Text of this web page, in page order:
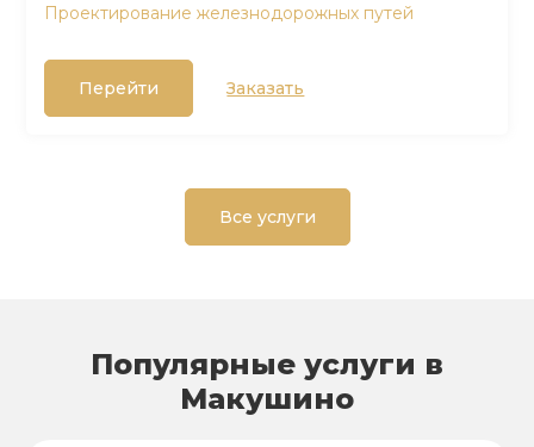
Проектирование железнодорожных путей
Перейти Заказать
Все услуги
Популярные услуги в
Макушино